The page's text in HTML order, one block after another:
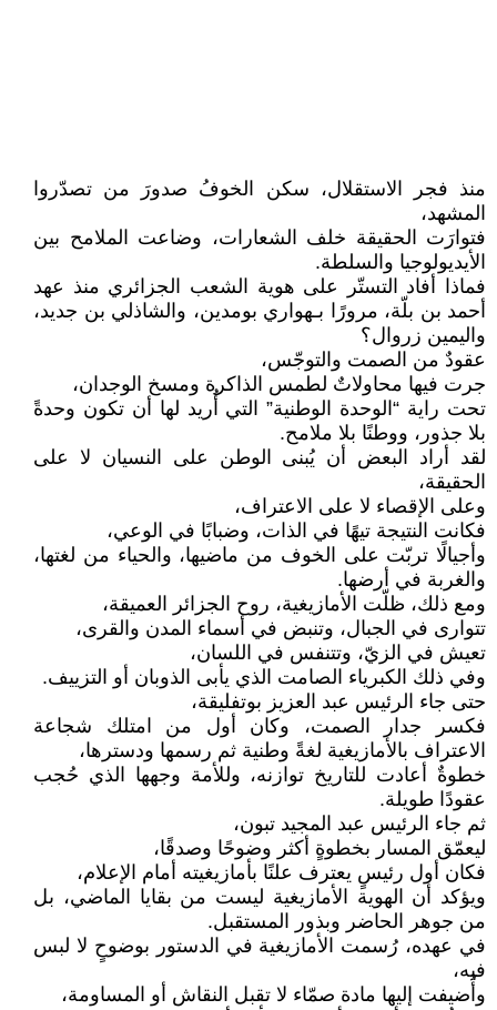
منذ فجر الاستقلال، سكن الخوفُ صدورَ من تصدّروا
المشهد،
فتوارَت الحقيقة خلف الشعارات، وضاعت الملامح بين
الأيديولوجيا والسلطة.
فماذا أفاد التستّر على هوية الشعب الجزائري منذ عهد
أحمد بن بلّة، مرورًا بـهواري بومدين، والشاذلي بن جديد،
واليمين زروال؟
عقودٌ من الصمت والتوجّس،
جرت فيها محاولاتٌ لطمس الذاكرة ومسخ الوجدان،
تحت راية “الوحدة الوطنية” التي أُريد لها أن تكون وحدةً
بلا جذور، ووطنًا بلا ملامح.
لقد أراد البعض أن يُبنى الوطن على النسيان لا على
الحقيقة،
وعلى الإقصاء لا على الاعتراف،
فكانت النتيجة تيهًا في الذات، وضبابًا في الوعي،
وأجيالًا تربّت على الخوف من ماضيها، والحياء من لغتها،
والغربة في أرضها.
ومع ذلك، ظلّت الأمازيغية، روح الجزائر العميقة،
تتوارى في الجبال، وتنبض في أسماء المدن والقرى،
تعيش في الزيّ، وتتنفس في اللسان،
وفي ذلك الكبرياء الصامت الذي يأبى الذوبان أو التزييف.
حتى جاء الرئيس عبد العزيز بوتفليقة،
فكسر جدار الصمت، وكان أول من امتلك شجاعة
الاعتراف بالأمازيغية لغةً وطنية ثم رسمها ودسترها،
خطوةٌ أعادت للتاريخ توازنه، وللأمة وجهها الذي حُجب
عقودًا طويلة.
ثم جاء الرئيس عبد المجيد تبون،
ليعمّق المسار بخطوةٍ أكثر وضوحًا وصدقًا،
فكان أول رئيسٍ يعترف علنًا بأمازيغيته أمام الإعلام،
ويؤكد أن الهوية الأمازيغية ليست من بقايا الماضي، بل
من جوهر الحاضر وبذور المستقبل.
في عهده، رُسمت الأمازيغية في الدستور بوضوحٍ لا لبس
فيه،
وأُضيفت إليها مادة صمّاء لا تقبل النقاش أو المساومة،